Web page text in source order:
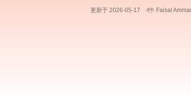
更新于 2026-05-17 Faisal